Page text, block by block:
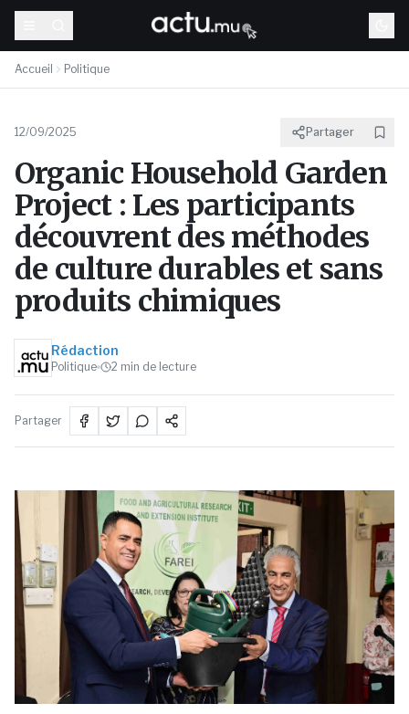
Accueil Politique
12/09/2025 Partager
Organic Household Garden
Project : Les participants
découvrent des méthodes
de culture durables et sans
produits chimiques
Rédaction
Politique 2 min de lecture
Partager